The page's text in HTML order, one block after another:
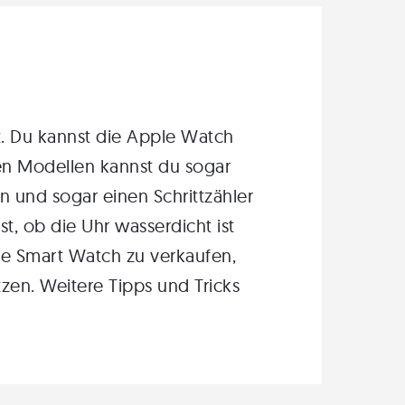
Du kannst die Apple Watch
Modellen kannst du sogar
und sogar einen Schrittzähler
ob die Uhr wasserdicht ist
Smart Watch zu verkaufen,
. Weitere Tipps und Tricks